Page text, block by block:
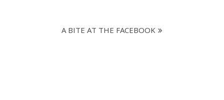
A BITE AT THE FACEBOOK